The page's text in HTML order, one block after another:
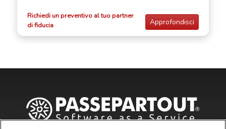
Richiedi un preventivo al tuo partner
di fiducia
Approfondisci